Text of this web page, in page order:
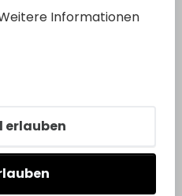
Varianten anzeigen
Informationen
erlauben